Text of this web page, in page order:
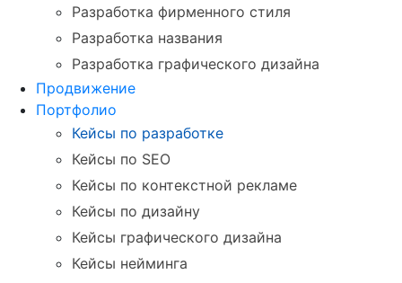
Разработка фирменного стиля
Разработка названия
Разработка графического дизайна
Продвижение
Портфолио
Кейсы по разработке
Кейсы по SEO
Кейсы по контекстной рекламе
Кейсы по дизайну
Кейсы графического дизайна
Кейсы нейминга